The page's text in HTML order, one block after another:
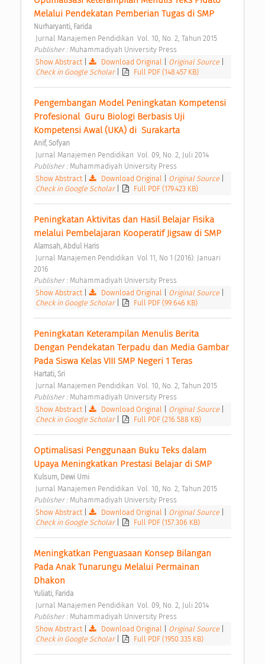
Melalui Pendekatan Pemberian Tugas di SMP
Nurharyanti, Farida
Jurnal Manajemen Pendidikan  Vol. 10, No. 2, Tahun 2015
Publisher : Muhammadiyah University Press
Show Abstract| Download Original Original Source
Check in Google Scholar
Full PDF (148.457 KB)
Pengembangan Model Peningkatan Kompetensi
Profesional  Guru Biologi Berbasis Uji
Kompetensi Awal (UKA) di  Surakarta
Anif, Sofyan
Jurnal Manajemen Pendidikan  Vol. 09, No. 2, Juli 2014
Publisher : Muhammadiyah University Press
Show Abstract| Download Original Original Source
Check in Google Scholar
Full PDF (179.423 KB)
Peningkatan Aktivitas dan Hasil Belajar Fisika
melalui Pembelajaran Kooperatif Jigsaw di SMP
Alamsah, Abdul Haris
2016
Publisher : Muhammadiyah University Press
Show Abstract| Download Original Original Source
Check in Google Scholar
Full PDF (99.646 KB)
Peningkatan Keterampilan Menulis Berita
Dengan Pendekatan Terpadu dan Media Gambar
Pada Siswa Kelas VIII SMP Negeri 1 Teras
Hartati, Sri
Jurnal Manajemen Pendidikan  Vol. 10, No. 2, Tahun 2015
Publisher : Muhammadiyah University Press
Show Abstract| Download Original Original Source
Check in Google Scholar
Full PDF (216.588 KB)
Optimalisasi Penggunaan Buku Teks dalam
Upaya Meningkatkan Prestasi Belajar di SMP
Kulsum, Dewi Umi
Jurnal Manajemen Pendidikan  Vol. 10, No. 2, Tahun 2015
Publisher : Muhammadiyah University Press
Show Abstract| Download Original Original Source
Check in Google Scholar
Full PDF (157.306 KB)
Meningkatkan Penguasaan Konsep Bilangan
Pada Anak Tunarungu Melalui Permainan
Dhakon
Yuliati, Farida
Jurnal Manajemen Pendidikan  Vol. 09, No. 2, Juli 2014
Publisher : Muhammadiyah University Press
Show Abstract| Download Original Original Source
Check in Google Scholar
Full PDF (1950.335 KB)